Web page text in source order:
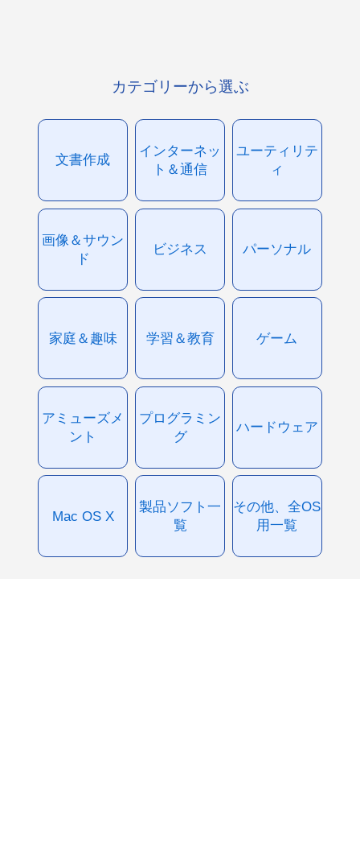
カテゴリーから選ぶ
文書作成
インターネッ
ト＆通信
ユーティリテ
ィ
画像＆サウン
ド
ビジネス パーソナル
家庭＆趣味 学習＆教育 ゲーム
アミューズメ
ント
プログラミン
グ
ハードウェア
Mac OS X
製品ソフト一
覧
その他、全OS
用一覧